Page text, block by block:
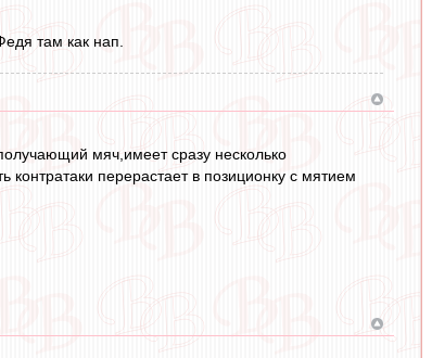
там как нап.
мяч,имеет сразу несколько
перерастает в позиционку с мятием